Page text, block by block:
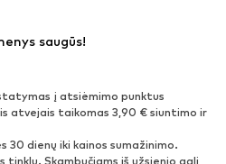
Išskirtiniai
saugūs!
į atsiėmimo punktus
atvejais taikomas 3,90 € siuntimo ir
30 dienų iki kainos sumažinimo.
tinklų. Skambučiams iš užsienio gali